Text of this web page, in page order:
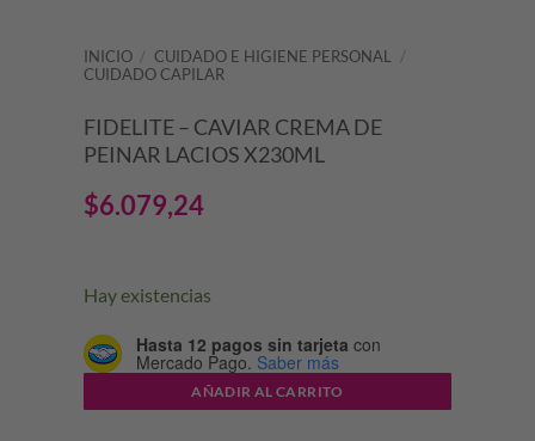
INICIO / CUIDADO E HIGIENE PERSONAL
/
CUIDADO CAPILAR
FIDELITE – CAVIAR CREMA DE
PEINAR LACIOS X230ML
$6.079,24
Hay existencias
Hasta 12 pagos sin tarjeta con
Mercado Pago. Saber más
AÑADIR AL CARRITO